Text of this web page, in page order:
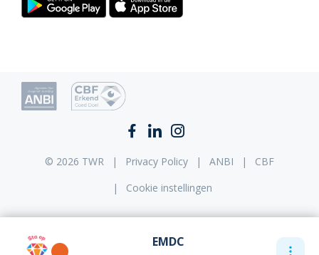
EMDC
© 2026 TWR Privacy Policy ANBI
CBF
Cookie instellingen